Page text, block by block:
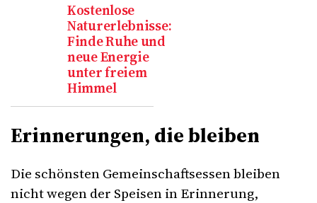
Kostenlose
Naturerlebnisse:
Finde Ruhe und
neue Energie
unter freiem
Himmel
Erinnerungen, die bleiben
Die schönsten Gemeinschaftsessen bleiben
nicht wegen der Speisen in Erinnerung,